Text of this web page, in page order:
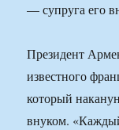
— супруга его
Президент
известного
который
внуком.